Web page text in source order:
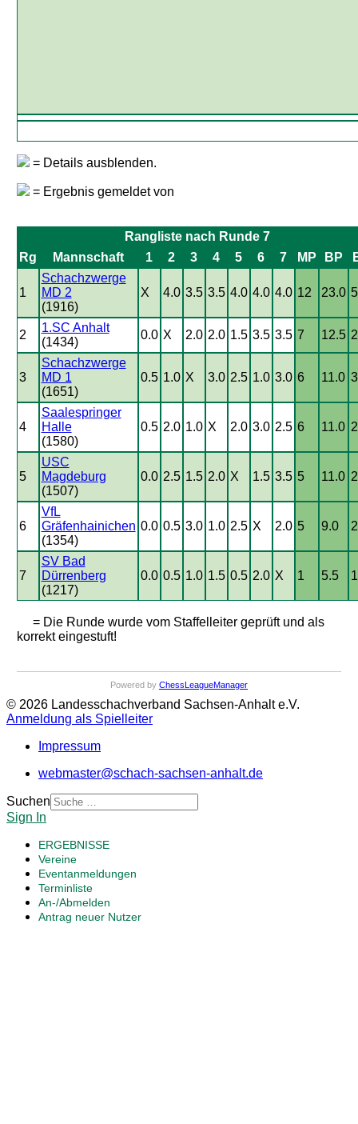
= Details ausblenden.
= Ergebnis gemeldet von
Rangliste nach Runde 7
Rg
Mannschaft 1 2 3 4 5 6 7 MP BP
1
Schachzwerge
MD 2
(1916)
X 4.0 3.5 3.5 4.0 4.0 4.0 12 23.0
2
1.SC Anhalt
(1434)
0.0 X 2.0 2.0 1.5 3.5 3.5 7 12.5
3
Schachzwerge
MD 1
(1651)
0.5 1.0 X 3.0 2.5 1.0 3.0 6 11.0
4
Saalespringer
Halle
(1580)
0.5 2.0 1.0 X 2.0 3.0 2.5 6 11.0
5
USC
Magdeburg
(1507)
0.0 2.5 1.5 2.0 X 1.5 3.5 5 11.0
6
VfL
Gräfenhainichen
(1354)
0.0 0.5 3.0 1.0 2.5 X 2.0 5 9.0
7
SV Bad
Dürrenberg
(1217)
0.0 0.5 1.0 1.5 0.5 2.0 X 1 5.5
= Die Runde wurde vom Staffelleiter geprüft und als
korrekt eingestuft!
Powered by ChessLeagueManager
© 2026 Landesschachverband Sachsen-Anhalt e.V.
Anmeldung als Spielleiter
Impressum
webmaster@schach-sachsen-anhalt.de
Suchen
Sign In
ERGEBNISSE
Vereine
Eventanmeldungen
Terminliste
An-/Abmelden
Antrag neuer Nutzer